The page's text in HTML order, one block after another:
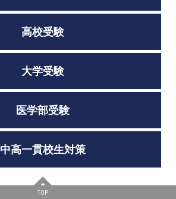
高校受験
大学受験
医学部受験
中高一貫校生対策
TOP